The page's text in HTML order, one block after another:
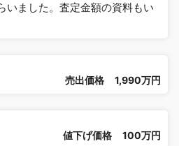
いました。査定金額の資料もい
売出価格 1,990万円
値下げ価格 100万円